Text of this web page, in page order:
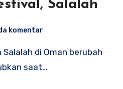
Salalah
komentar
saat…